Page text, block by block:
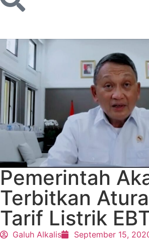
Pemerintah
Terbitkan
Tarif Listrik
Galuh Alkalis September 15,